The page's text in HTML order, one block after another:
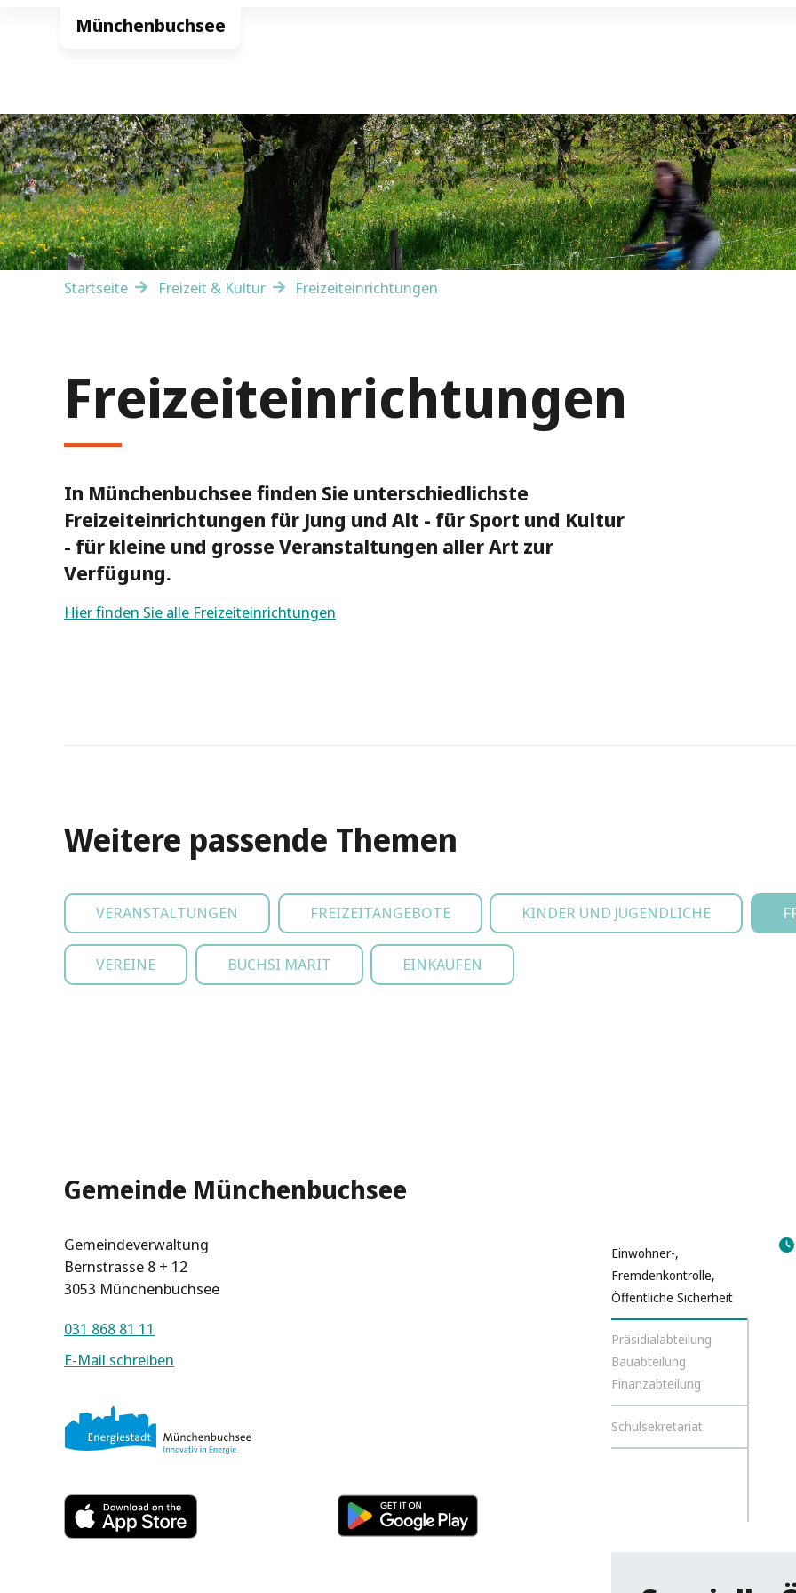
Startseite Freizeit & Kultur Freizeiteinrichtungen
Freizeiteinrichtungen
In Münchenbuchsee finden Sie unterschiedlichste
Freizeiteinrichtungen für Jung und Alt - für Sport und Kultur
- für kleine und grosse Veranstaltungen aller Art zur
Verfügung.
Hier finden Sie alle Freizeiteinrichtungen
Weitere passende Themen
VERANSTALTUNGEN FREIZEITANGEBOTE KINDER UND JUGENDLICHE
VEREINE BUCHSI MÄRIT EINKAUFEN
Gemeinde Münchenbuchsee
Gemeindeverwaltung
Bernstrasse 8 + 12
3053 Münchenbuchsee
031 868 81 11
E-Mail schreiben
Einwohner-,
Fremdenkontrolle,
Öffentliche Sicherheit
Präsidialabteilung
Bauabteilung
Finanzabteilung
Schulsekretariat